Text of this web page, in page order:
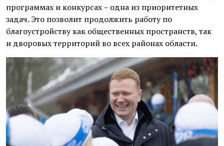
программах и конкурсах – одна из приоритетных
задач. Это позволит продолжить работу по
благоустройству как общественных пространств, так
и дворовых территорий во всех районах области.